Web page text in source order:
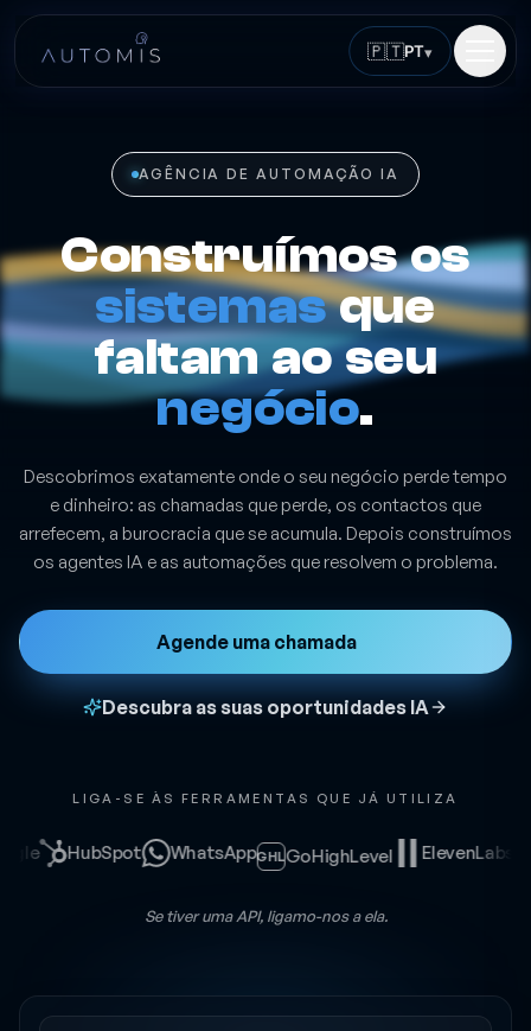
🇵🇹PT▾
AGÊNCIA DE AUTOMAÇÃO IA
Construímos os
sistemasque
faltam ao seu
negócio.
Descobrimos exatamente onde o seu negócio perde tempo
e dinheiro: as chamadas que perde, os contactos que
arrefecem, a burocracia que se acumula. Depois construímos
os agentes IA e as automações que resolvem o problema.
Agende uma chamada
Descubra as suas oportunidades IA
LIGA-SE ÀS FERRAMENTAS QUE JÁ UTILIZA
HubSpot WhatsAppGHLGoHighLevel ElevenLabs
Se tiver uma API, ligamo-nos a ela.